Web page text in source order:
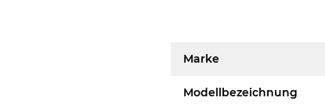
Marke
Modellbezeichnung